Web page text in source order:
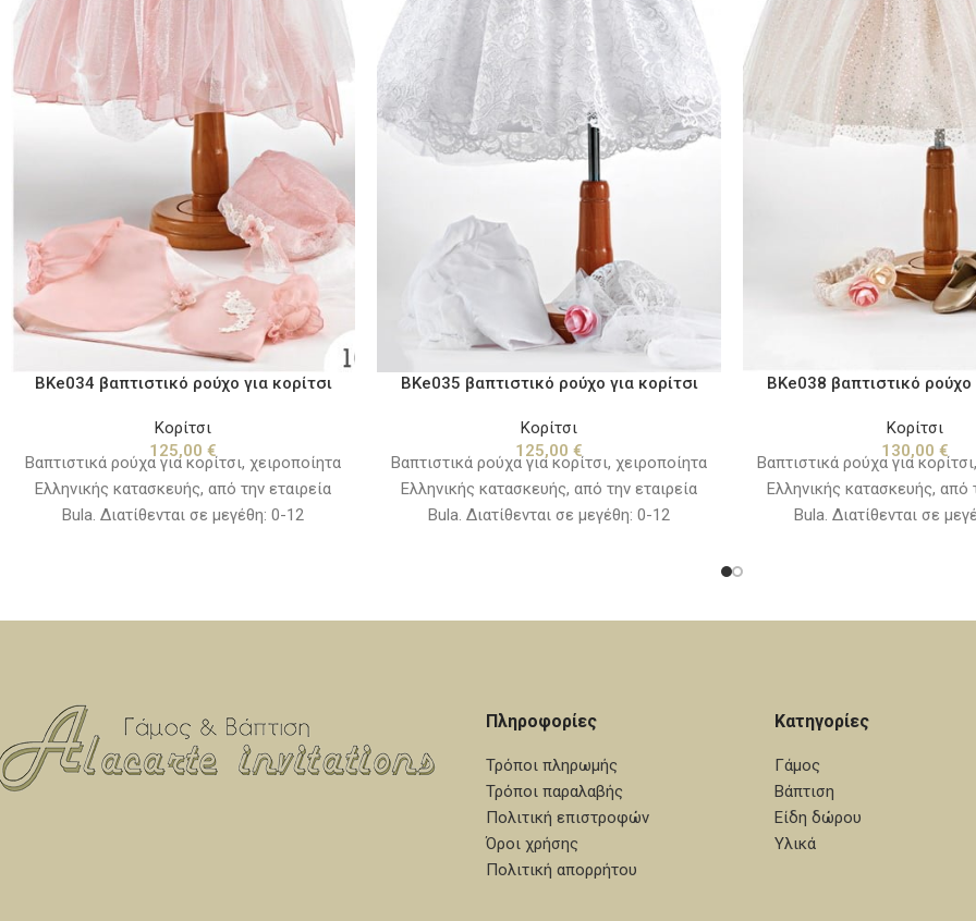
BKe034 βαπτιστικό ρούχο για κορίτσι
Κορίτσι
125,00 €
Βαπτιστικά ρούχα για κορίτσι, χειροποίητα
Ελληνικής κατασκευής, από την εταιρεία
Bula. Διατίθενται σε μεγέθη: 0-12
BKe035 βαπτιστικό ρούχο για κορίτσι
Κορίτσι
125,00 €
Βαπτιστικά ρούχα για κορίτσι, χειροποίητα
Ελληνικής κατασκευής, από την εταιρεία
Bula. Διατίθενται σε μεγέθη: 0-12
BKe038 βαπτιστικό ρούχο
Κορίτσι
130,00 €
Βαπτιστικά ρούχα για
Ελληνικής κατασκευής, από
Bula. Διατίθενται σε
Πληροφορίες
Τρόποι πληρωμής
Τρόποι παραλαβής
Πολιτική επιστροφών
Όροι χρήσης
Πολιτική απορρήτου
Κατηγορίες
Γάμος
Βάπτιση
Είδη δώρου
Υλικά